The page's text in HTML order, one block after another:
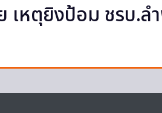
เหตุยิงป้อม ชรบ.ล